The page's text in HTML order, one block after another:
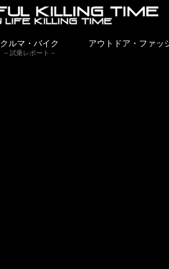
クルマ・バイク
試乗レポート
アウトドア・ファッ